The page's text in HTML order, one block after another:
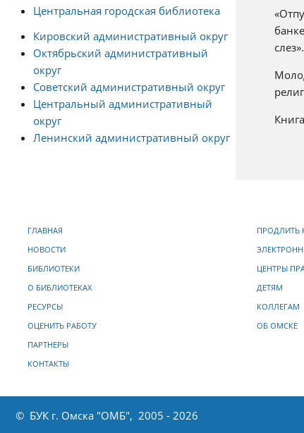
слез».
Центральная городская библиотека
Кировский административный округ
Октябрьский административный
округ
Советский административный округ
Центральный административный
округ
Ленинский административный округ
ГЛАВНАЯ
НОВОСТИ
БИБЛИОТЕКИ
О БИБЛИОТЕКАХ
РЕСУРСЫ
ОЦЕНИТЬ РАБОТУ
ПАРТНЕРЫ
КОНТАКТЫ
ПРОДЛИТЬ
ЦЕНТРЫ
ДЕТЯМ
КОЛЛЕГАМ
ОБ ОМСКЕ
© БУК г. Омска "ОМБ", 2005 - 2026